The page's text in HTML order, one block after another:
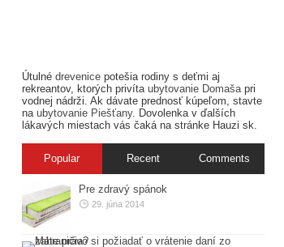
Útulné drevenicepotešia rodiny s deťmi aj
rekreantov, ktorých privíta ubytovanie Domašapri
vodnej nádrži. Ak dávate prednosť kúpeľom, stavte
na ubytovanie Piešťany. Dovolenka v ďalších
lákavých miestach vás čaká na stránke Hauzi sk.
Popular Recent Comments
Pre zdravý spánok
29. júna 2014